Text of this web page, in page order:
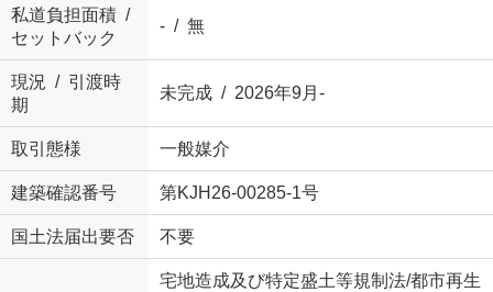
私道負担面積 /
セットバック
- / 無
現況 / 引渡時
期
未完成 / 2026年9月-
取引態様 一般媒介
建築確認番号 第KJH26-00285-1号
国土法届出要否 不要
宅地造成及び特定盛土等規制法/都市再生